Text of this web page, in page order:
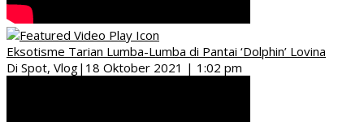
Eksotisme Tarian Lumba-Lumba di Pantai ‘Dolphin’ Lovina
Di Spot, Vlog| 18 Oktober 2021 | 1:02 pm